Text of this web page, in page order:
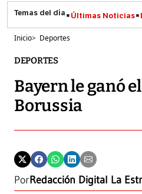
Últimas Noticias
Inicio> Deportes
DEPORTES
Bayern le ganó
Borussia
PorRedacción Digital La